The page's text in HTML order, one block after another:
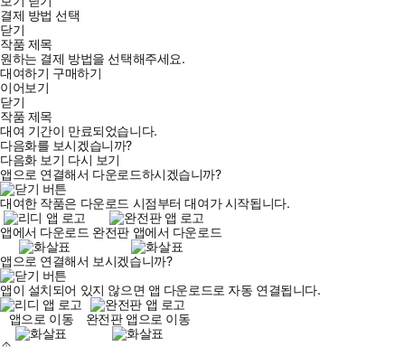
결제 방법 선택
닫기
작품 제목
원하는 결제 방법을 선택해주세요.
대여하기 구매하기
이어보기
닫기
작품 제목
대여 기간이 만료되었습니다.
다음화를 보시겠습니까?
다음화 보기 다시 보기
앱으로 연결해서 다운로드하시겠습니까?
대여한 작품은 다운로드 시점부터 대여가 시작됩니다.
앱에서 다운로드 완전판 앱에서 다운로드
앱으로 연결해서 보시겠습니까?
앱이 설치되어 있지 않으면 앱 다운로드로 자동 연결됩니다.
앱으로 이동
완전판 앱으로 이동